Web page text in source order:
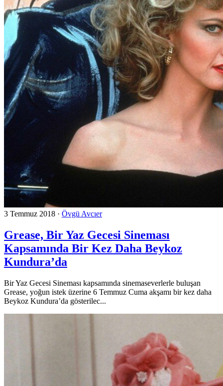
3 Temmuz 2018 · Övgü Avcıer
Grease, Bir Yaz Gecesi Sineması
Kapsamında Bir Kez Daha Beykoz
Kundura’da
Bir Yaz Gecesi Sineması kapsamında sinemaseverlerle buluşan
Grease, yoğun istek üzerine 6 Temmuz Cuma akşamı bir kez daha
Beykoz Kundura’da gösterilec...